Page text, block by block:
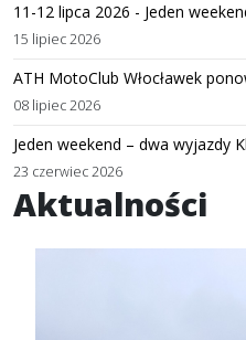
11-12 lipca 2026 - Jeden
15 lipiec 2026
ATH MotoClub Włocławek
08 lipiec 2026
Jeden weekend – dwa wyjazdy
23 czerwiec 2026
Aktualności